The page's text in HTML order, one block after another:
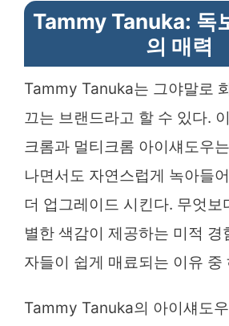
Tammy Tanuka: 독
의 매력
Tammy Tanuka는 그야말로
끄는 브랜드라고 할 수 있다.
크롬과 멀티크롬 아이섀도우
나면서도 자연스럽게 녹아들
더 업그레이드 시킨다. 무엇보
별한 색감이 제공하는 미적 경
자들이 쉽게 매료되는 이유 중
Tammy Tanuka의 아이섀도